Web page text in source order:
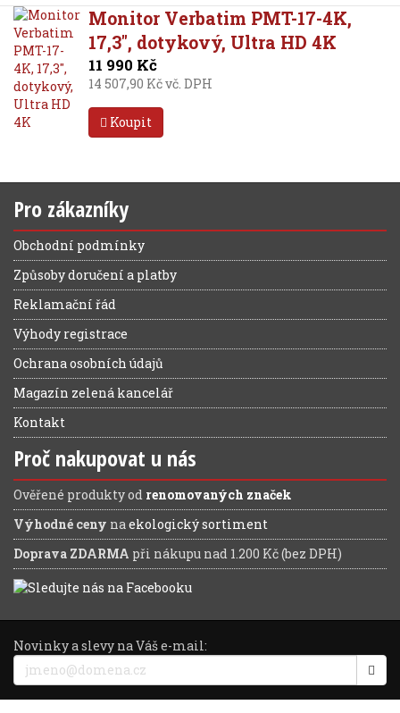
Monitor Verbatim PMT-17-4K,
17,3", dotykový, Ultra HD 4K
11 990 Kč
14 507,90 Kč vč. DPH
Koupit
Pro zákazníky
Obchodní podmínky
Způsoby doručení a platby
Reklamační řád
Výhody registrace
Ochrana osobních údajů
Magazín zelená kancelář
Kontakt
Proč nakupovat u nás
Ověřené produkty od renomovaných značek
Výhodné ceny naekologický sortiment
Doprava ZDARMA při nákupu nad 1.200 Kč (bez DPH)
Novinky a slevy na Váš e-mail: